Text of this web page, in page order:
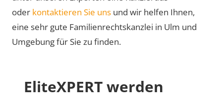
oder kontaktieren Sie uns und wir helfen Ihnen,
eine sehr gute Familienrechtskanzlei in Ulm und
Umgebung für Sie zu finden.
EliteXPERT werden